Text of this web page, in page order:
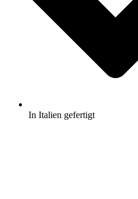
In Italien gefertigt